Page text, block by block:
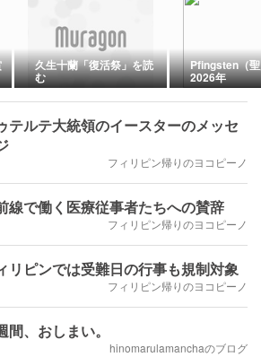
久生十蘭「復活祭」を読
む
Pfingsten（
2026年
テルテ大統領のイースターのメッセ
フィリピン帰りのヨコピーノ
線で働く医療従事者たちへの賛辞
フィリピン帰りのヨコピーノ
リピンでは受難日の行事も規制対象
フィリピン帰りのヨコピーノ
間、おしまい。
hinomarulamanchaのブログ